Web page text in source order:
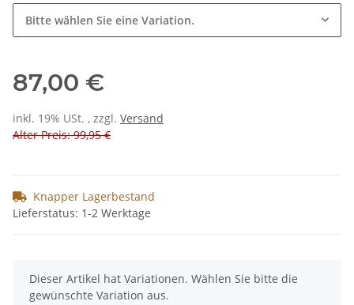
Bitte wählen Sie eine Variation.
87,00 €
inkl. 19% USt. , zzgl. Versand
Alter Preis: 99,95 €
Knapper Lagerbestand
Lieferstatus: 1-2 Werktage
x
Dieser Artikel hat Variationen. Wählen Sie bitte die
gewünschte Variation aus.